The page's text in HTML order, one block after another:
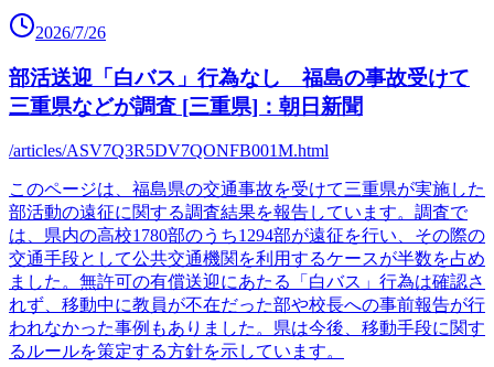
2026/7/26
部活送迎「白バス」行為なし 福島の事故受けて
三重県などが調査 [三重県]：朝日新聞
/articles/ASV7Q3R5DV7QONFB001M.html
このページは、福島県の交通事故を受けて三重県が実施した
部活動の遠征に関する調査結果を報告しています。調査で
は、県内の高校1780部のうち1294部が遠征を行い、その際の
交通手段として公共交通機関を利用するケースが半数を占め
ました。無許可の有償送迎にあたる「白バス」行為は確認さ
れず、移動中に教員が不在だった部や校長への事前報告が行
われなかった事例もありました。県は今後、移動手段に関す
るルールを策定する方針を示しています。